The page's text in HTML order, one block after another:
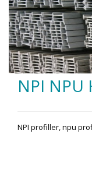
NPI NPU
NPI profiller, npu